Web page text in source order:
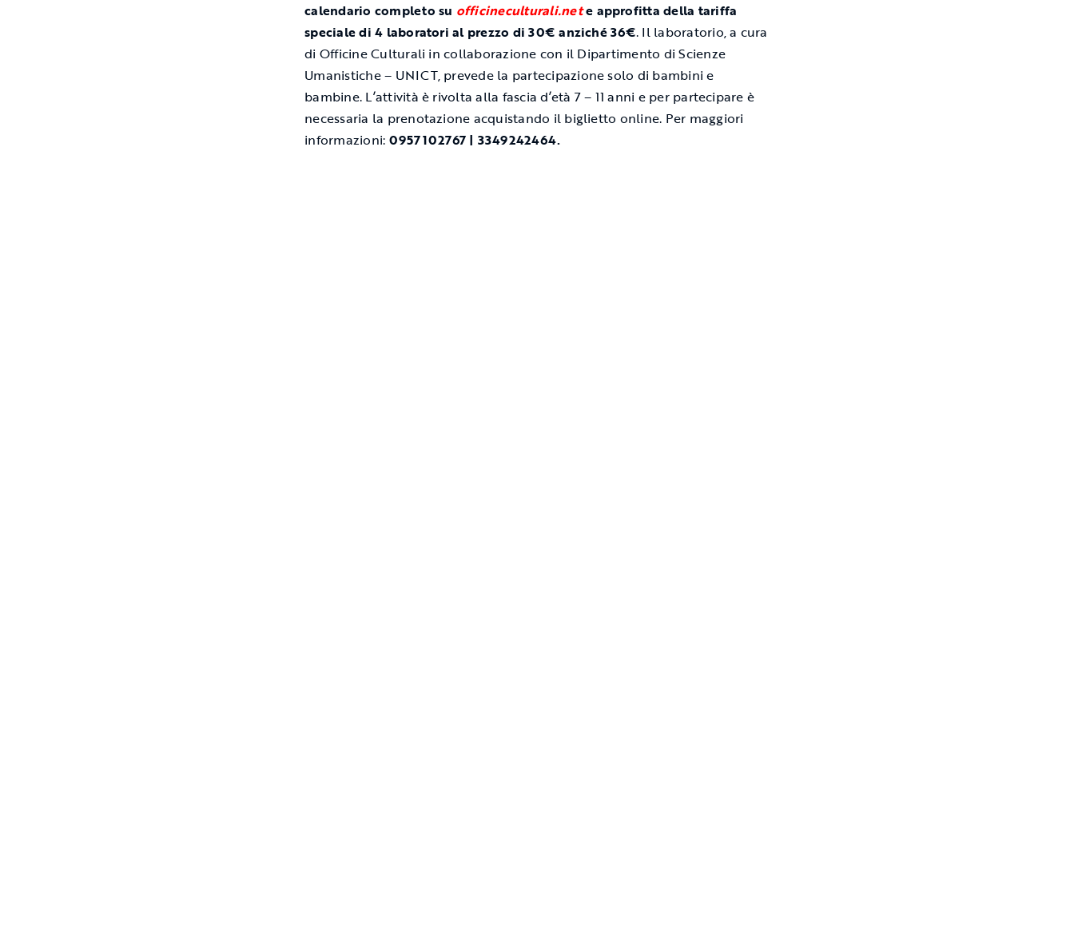
calendario completo su officineculturali.nete approfitta della tariffa
speciale di 4 laboratori al prezzo di 30€ anziché 36€. Il laboratorio, a cura
di Officine Culturali in collaborazione con il Dipartimento di Scienze
Umanistiche – UNICT, prevede la partecipazione solo di bambini e
bambine. L’attività è rivolta alla fascia d’età 7 – 11 anni e per partecipare è
necessaria la prenotazione acquistando il biglietto online. Per maggiori
informazioni: 0957102767 | 3349242464.